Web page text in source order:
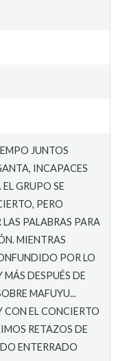
JUNTOS
INCAPACES
GRUPO SE
PERO
PALABRAS PARA
MIENTRAS
POR LO
DESPUÉS DE
MAFUYU...
CON EL CONCIERTO
RETAZOS DE
ENTERRADO